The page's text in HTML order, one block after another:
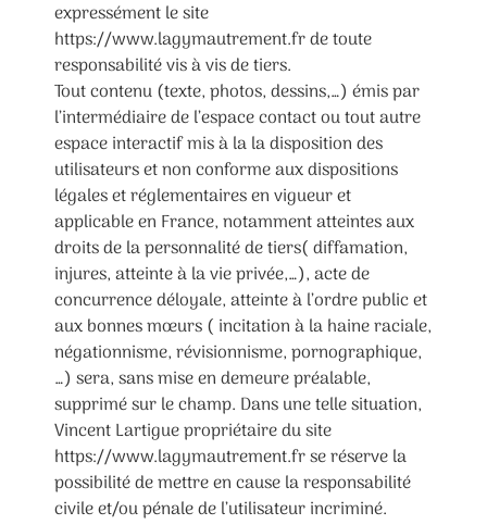
expressément le site
https://www.lagymautrement.fr de toute
responsabilité vis à vis de tiers.
Tout contenu (texte, photos, dessins,…) émis par
l’intermédiaire de l’espace contact ou tout autre
espace interactif mis à la la disposition des
utilisateurs et non conforme aux dispositions
légales et réglementaires en vigueur et
applicable en France, notamment atteintes aux
droits de la personnalité de tiers( diffamation,
injures, atteinte à la vie privée,…), acte de
concurrence déloyale, atteinte à l’ordre public et
aux bonnes mœurs ( incitation à la haine raciale,
négationnisme, révisionnisme, pornographique,
…) sera, sans mise en demeure préalable,
supprimé sur le champ. Dans une telle situation,
Vincent Lartigue propriétaire du site
https://www.lagymautrement.fr se réserve la
possibilité de mettre en cause la responsabilité
civile et/ou pénale de l’utilisateur incriminé.